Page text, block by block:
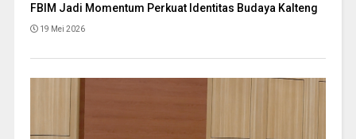
FBIM Jadi Momentum Perkuat Identitas Budaya Kalteng
19 Mei 2026